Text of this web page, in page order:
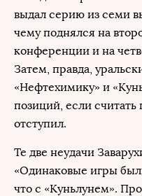
выдал серию из семи
чему поднялся на
конференции и на
Затем, правда,
«Нефтехимику» и
позиций, если
отступил.
Те две неудачи
«Одинаковые игры
что с «Куньлунем».